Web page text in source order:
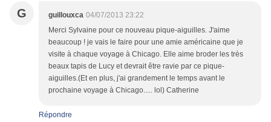
G guillouxca 04/07/2013 23:22
Merci Sylvaine pour ce nouveau pique-aiguilles. J'aime
beaucoup ! je vais le faire pour une amie américaine que je
visite à chaque voyage à Chicago. Elle aime broder les très
beaux tapis de Lucy et devrait être ravie par ce pique-
aiguilles.(Et en plus, j'ai grandement le temps avant le
prochaine voyage à Chicago..... lol) Catherine
Répondre